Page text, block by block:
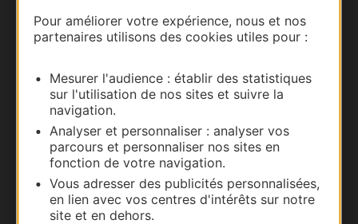
Pour améliorer votre expérience, nous et nos
partenaires utilisons des cookies utiles pour :
Mesurer l'audience : établir des statistiques
sur l'utilisation de nos sites et suivre la
navigation.
Analyser et personnaliser : analyser vos
parcours et personnaliser nos sites en
fonction de votre navigation.
Vous adresser des publicités personnalisées,
en lien avec vos centres d'intérêts sur notre
site et en dehors.
Documentation
Thermalisme